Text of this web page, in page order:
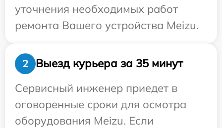
уточнения необходимых работ
ремонта Вашего устройства Meizu.
2
Выезд курьера за 35 минут
Сервисный инженер приедет в
оговоренные сроки для осмотра
оборудования Meizu. Если